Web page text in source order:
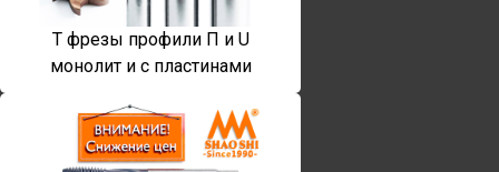
T фрезы профили П и U
монолит и с пластинами